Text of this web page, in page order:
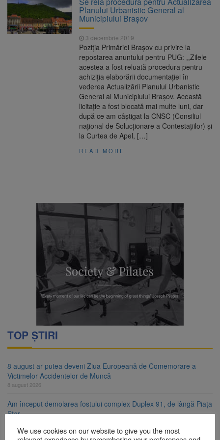
nopții, nu oprirea iluminatului public
7 august 2026
Trafic blocat pe DN1E Brașov
– Poiana Brașov după un accident. Două
persoane primesc îngrijiri medicale
Dosar de evaziune fiscală de
peste 330.000 de lei, clasat la Brașov după
8 august ar putea deveni
Ziua Europeană de Comemorare a Victimelor
Accidentelor de Muncă
Planului Urbanistic General al
Municipiului Brașov
3 decembrie 2019
Poziția Primăriei Brașov cu privire la
repostarea anuntului pentru PUG: ,,Zilele
acestea a fost reluată procedura pentru
achiziția elaborării documentației în
vederea Actualizării Planului Urbanistic
General al Municipiului Brașov. Această
licitație a fost blocată mai multe luni, dar
după ce am câștigat la CNSC (Consiliul
național de Solucționare a Contestațiilor) și
la Curtea de Apel, […]
READ MORE
TOP ȘTIRI
8 august ar putea deveni Ziua Europeană de Comemorare a
Victimelor Accidentelor de Muncă
8 august 2026
Am început demolarea fostului complex Duplex 91, de lângă Piața
Star
We use cookies on our website to give you the most